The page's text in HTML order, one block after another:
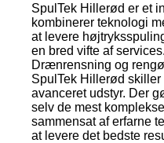
SpulTek Hillerød er et
kombinerer teknologi
at levere
en bred vifte af
Drænrensning og
SpulTek Hillerød
avanceret udstyr. Der
selv de mest
sammensat af erfarne
at levere det bedste